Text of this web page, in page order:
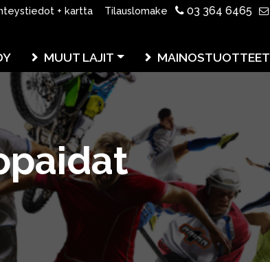
+ kartta Tilauslomake 03 364 6465
MUUT LAJIT MAINOSTUOTTEET